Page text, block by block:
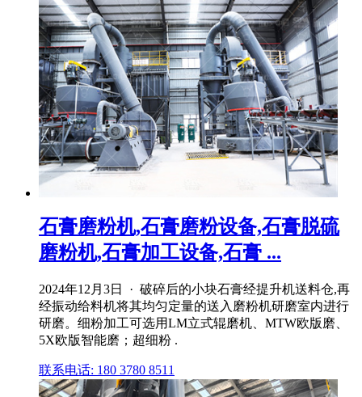
石膏磨粉机,石膏磨粉设备,石膏脱硫
磨粉机,石膏加工设备,石膏 ...
2024年12月3日 · 破碎后的小块石膏经提升机送料仓,再
经振动给料机将其均匀定量的送入磨粉机研磨室内进行
研磨。细粉加工可选用LM立式辊磨机、MTW欧版磨、
5X欧版智能磨；超细粉 .
联系电话: 180 3780 8511